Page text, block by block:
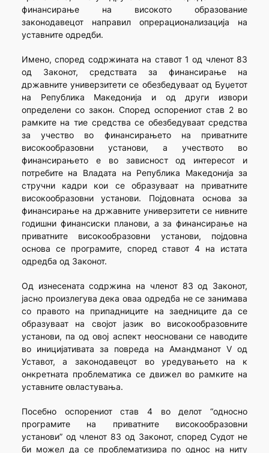
финансирање на високото образование
законодавецот направил опрерационализација на
уставните одредби.
Имено, според содржината на ставот 1 од членот 83
од Законот, средствата за финансирање на
државните универзитети се обезбедуваат од Буџетот
на Република Македонија и од други извори
определени со закон. Според оспорениот став 2 во
рамките на тие средства се обезбедуваат средства
за учество во финансирањето на приватните
високообразовни установи, а учеството во
финансирањето е во зависност од интересот и
потребите на Владата на Република Македонија за
стручни кадри кои се образуваат на приватните
високообразовни установи. Појдовната основа за
финансирање на државните универзитети се нивните
годишни финансиски планови, а за финансирање на
приватните високообразовни установи, појдовна
основа се програмите, според ставот 4 на истата
одредба од Законот.
Од изнесената содржина на членот 83 од Законот,
јасно произлегува дека оваа одредба не се занимава
со правото на припадниците на заедниците да се
образуваат на својот јазик во високообразовните
установи, па од овој аспект неосновани се наводите
во иницијативата за повреда на Амандманот V од
Уставот, а законодавецот во уредувањето на к
онкретната проблематика се движел во рамките на
уставните овластувања.
Посебно оспорениот став 4 во делот “односно
програмите на приватните високообразовни
установи” од членот 83 од Законот, според Судот не
би можел да се проблематизира по однос на ниту